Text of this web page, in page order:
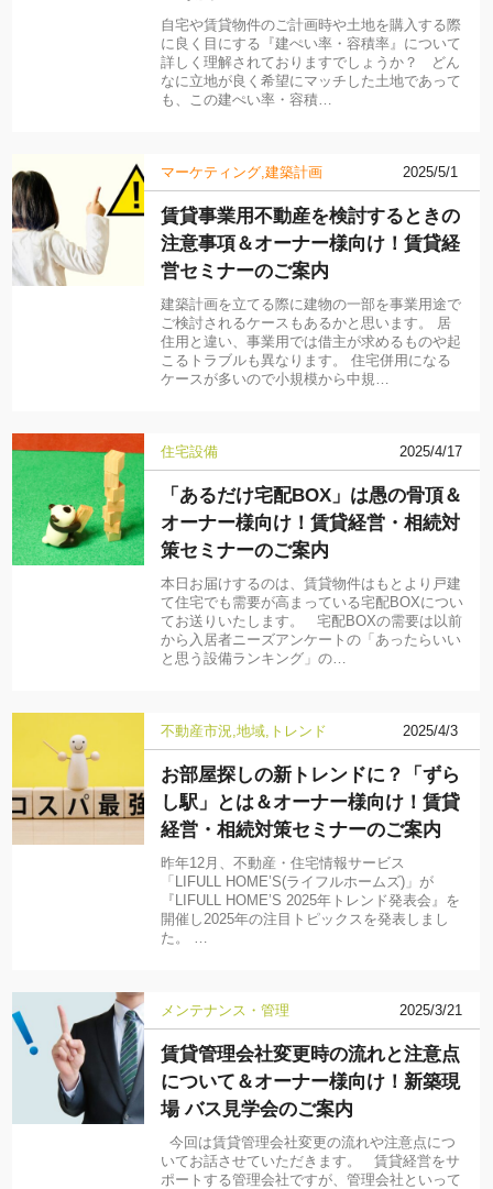
自宅や賃貸物件のご計画時や土地を購入する際
に良く目にする『建ぺい率・容積率』について
詳しく理解されておりますでしょうか？ どん
なに立地が良く希望にマッチした土地であって
も、この建ぺい率・容積…
マーケティング 建築計画 2025/5/1
賃貸事業用不動産を検討するときの
注意事項＆オーナー様向け！賃貸経
営セミナーのご案内
建築計画を立てる際に建物の一部を事業用途で
ご検討されるケースもあるかと思います。 居
住用と違い、事業用では借主が求めるものや起
こるトラブルも異なります。 住宅併用になる
ケースが多いので小規模から中規…
住宅設備 2025/4/17
「あるだけ宅配BOX」は愚の骨頂＆
オーナー様向け！賃貸経営・相続対
策セミナーのご案内
本日お届けするのは、賃貸物件はもとより戸建
て住宅でも需要が高まっている宅配BOXについ
てお送りいたします。 宅配BOXの需要は以前
から入居者ニーズアンケートの「あったらいい
と思う設備ランキング」の…
不動産市況 地域 トレンド 2025/4/3
お部屋探しの新トレンドに？「ずら
し駅」とは＆オーナー様向け！賃貸
経営・相続対策セミナーのご案内
昨年12月、不動産・住宅情報サービス
「LIFULL HOME’S(ライフルホームズ)」が
『LIFULL HOME’S 2025年トレンド発表会』を
開催し2025年の注目トピックスを発表しまし
た。 …
メンテナンス・管理 2025/3/21
賃貸管理会社変更時の流れと注意点
について＆オーナー様向け！新築現
場 バス見学会のご案内
今回は賃貸管理会社変更の流れや注意点につ
いてお話させていただきます。 賃貸経営をサ
ポートする管理会社ですが、管理会社といって